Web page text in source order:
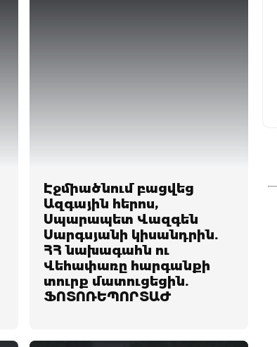
Էջմիածնում բացվեց
Ազգային հերոս,
Սպարապետ Վազգեն
Սարգսյանի կիսանդրին.
ՀՀ նախագահն ու
Վեհափառը հարգանքի
տուրք մատուցեցին.
ՖՈՏՈՌԵՊՈՐՏԱԺ